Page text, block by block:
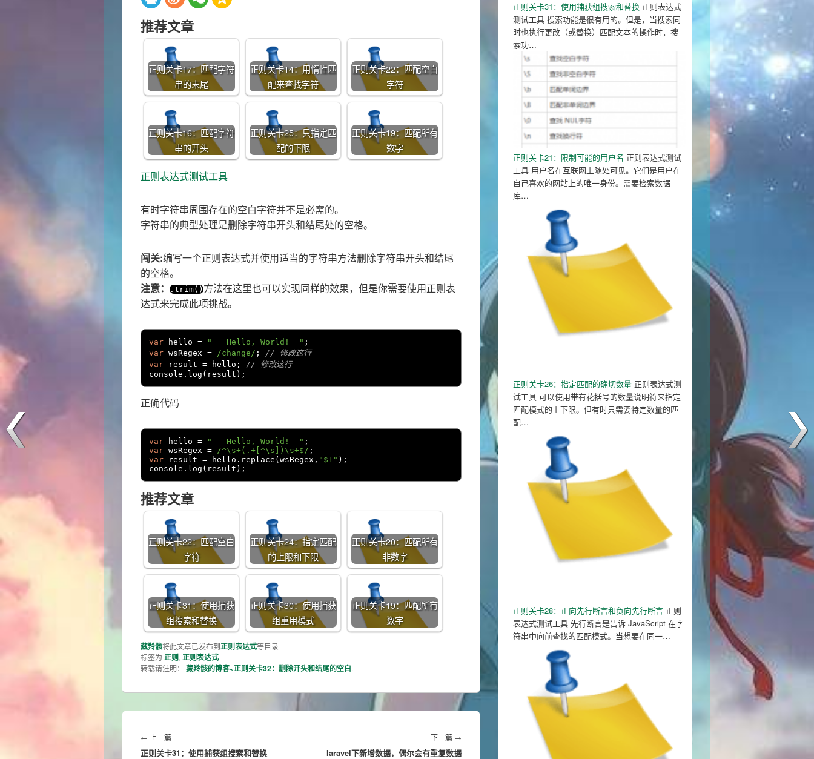
推荐文章
正则关卡17：匹配字符
串的末尾
正则关卡14：用惰性匹
配来查找字符
正则关卡22：匹配空白
字符
正则关卡16：匹配字符
串的开头
正则关卡25：只指定匹
配的下限
正则关卡19：匹配所有
数字
正则表达式测试工具
有时字符串周围存在的空白字符并不是必需的。
字符串的典型处理是删除字符串开头和结尾处的空格。
闯关:编写一个正则表达式并使用适当的字符串方法删除字符串开头和结尾
的空格。
注意：
. trim()方法在这里也可以实现同样的效果，但是你需要使用正则表
达式来完成此项挑战。
var hello = "   Hello, World!  " ;
var wsRegex = /change/ ;
// 修改这行
var result = hello ;
// 修改这行
console . log ( result );
正确代码
var hello = "   Hello, World!  " ;
var wsRegex = /^\s+(.+[^\s])\s+$/ ;
var result = hello . replace ( wsRegex , "$1" );
console . log ( result );
推荐文章
正则关卡22：匹配空白
字符
正则关卡24：指定匹配
的上限和下限
正则关卡20：匹配所有
非数字
正则关卡31：使用捕获
组搜索和替换
正则关卡30：使用捕获
组重用模式
正则关卡19：匹配所有
数字
藏羚骸将此文章已发布到正则表达式等目录
标签为 正则, 正则表达式
转载请注明： 藏羚骸的博客~正则关卡32：删除开头和结尾的空白.
章
导
← 上一篇Previous
post:
正则关卡31：使用捕获组搜索和替换
下一篇 →
post:
laravel下新增数据，偶尔会有重复数据
正则关卡31：使用捕获组搜索和替换 正则表达式
测试工具 搜索功能是很有用的。但是，当搜索同
时也执行更改（或替换）匹配文本的操作时，搜
索功…
正则关卡21：限制可能的用户名 正则表达式测试
工具 用户名在互联网上随处可见。它们是用户在
自己喜欢的网站上的唯一身份。需要检索数据
库…
正则关卡26：指定匹配的确切数量 正则表达式测
试工具 可以使用带有花括号的数量说明符来指定
匹配模式的上下限。但有时只需要特定数量的匹
配…
正则关卡28：正向先行断言和负向先行断言 正则
表达式测试工具 先行断言是告诉 JavaScript 在字
符串中向前查找的匹配模式。当想要在同一…